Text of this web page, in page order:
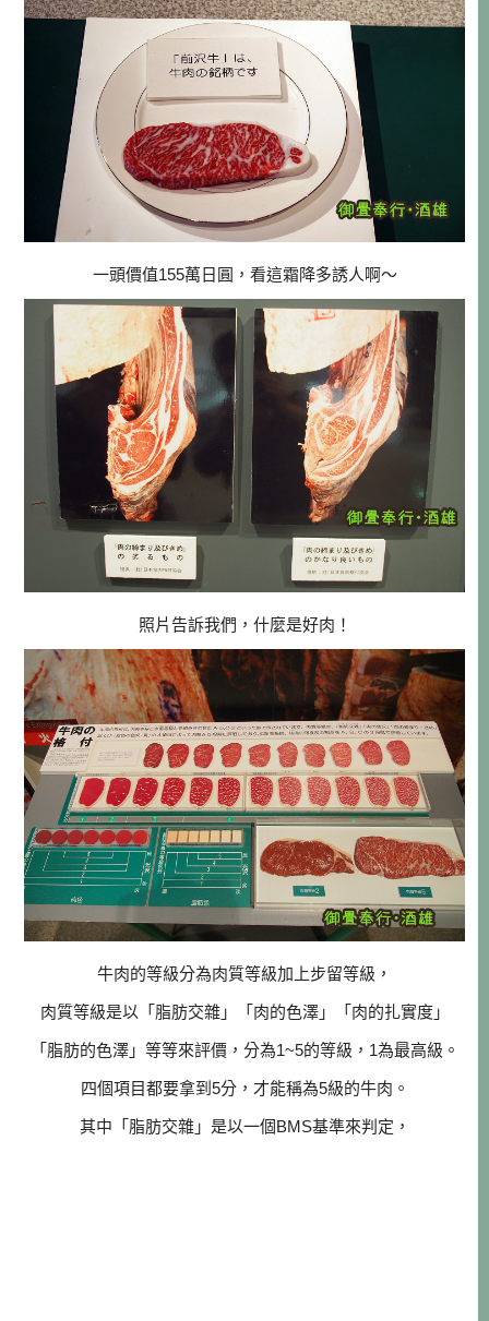
一頭價值155萬日圓，看這霜降多誘人啊～
照片告訴我們，什麼是好肉！
牛肉的等級分為肉質等級加上步留等級，
肉質等級是以「脂肪交雜」「肉的色澤」「肉的扎實度」
「脂肪的色澤」等等來評價，分為1~5的等級，1為最高級。
四個項目都要拿到5分，才能稱為5級的牛肉。
其中「脂肪交雜」是以一個BMS基準來判定，